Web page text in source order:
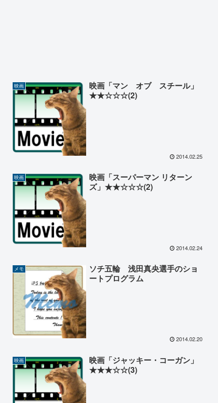
映画
映画「マン オブ スチール」
★★☆☆☆(2)
2014.02.25
映画
映画「スーパーマン リターン
ズ」★★☆☆☆(2)
2014.02.24
メモ
ソチ五輪 浅田真央選手のショ
ートプログラム
2014.02.20
映画
映画「ジャッキー・コーガン」
★★★☆☆(3)